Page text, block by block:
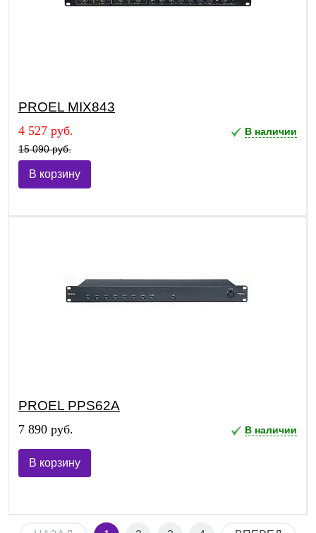
PROEL MIX843
4 527 руб.
15 090 руб.
В наличии
В корзину
PROEL PPS62A
7 890 руб. В наличии
В корзину